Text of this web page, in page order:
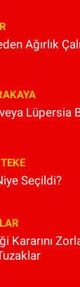
Ağırlık
Lüpersia
Seçildi?
Kararını